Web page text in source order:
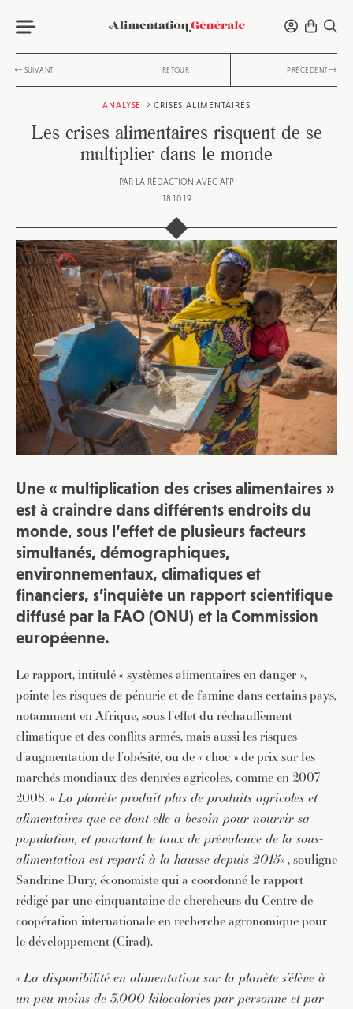
SUIVANT RETOUR PRÉCÉDENT
ANALYSE CRISES ALIMENTAIRES
Les crises alimentaires risquent de se
multiplier dans le monde
PAR LA RÉDACTION AVEC AFP
18.10.19
Une « multiplication des crises alimentaires »
est à craindre dans différents endroits du
monde, sous l’effet de plusieurs facteurs
simultanés, démographiques,
environnementaux, climatiques et
financiers, s’inquiète un rapport scientifique
diffusé par la FAO (ONU) et la Commission
européenne.
Le rapport, intitulé « systèmes alimentaires en danger »,
pointe les risques de pénurie et de famine dans certains pays,
notamment en Afrique, sous l’effet du réchauffement
climatique et des conflits armés, mais aussi les risques
d’augmentation de l’obésité, ou de « choc » de prix sur les
marchés mondiaux des denrées agricoles, comme en 2007-
2008. «La planète produit plus de produits agricoles et
alimentaires que ce dont elle a besoin pour nourrir sa
population, et pourtant le taux de prévalence de la sous-
alimentation est reparti à la hausse depuis 2015« , souligne
Sandrine Dury, économiste qui a coordonné le rapport
rédigé par une cinquantaine de chercheurs du Centre de
coopération internationale en recherche agronomique pour
le développement (Cirad).
«La disponibilité en alimentation sur la planète s’élève à
un peu moins de 3.000 kilocalories par personne et par